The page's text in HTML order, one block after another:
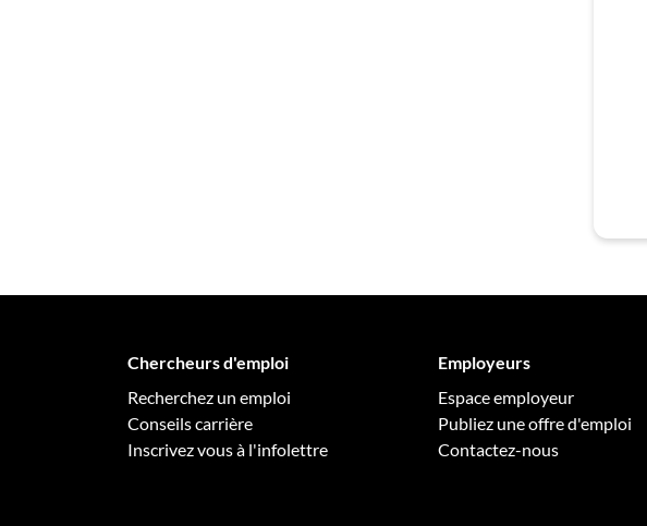
Chercheurs d'emploi
Recherchez un emploi
Conseils carrière
Inscrivez vous à l'infolettre
Employeurs
Espace employeur
Publiez une offre d'emploi
Contactez-nous